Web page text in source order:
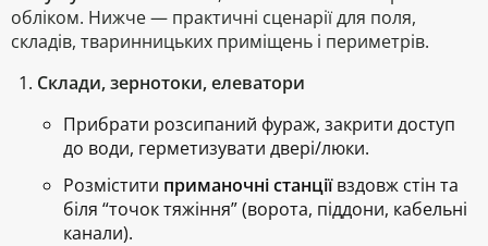
обліком. Нижче — практичні сценарії для поля,
складів, тваринницьких приміщень і периметрів.
Склади, зернотоки, елеватори
Прибрати розсипаний фураж, закрити доступ
до води, герметизувати двері/люки.
Розмістити приманочні станціївздовж стін та
біля “точок тяжіння” (ворота, піддони, кабельні
канали).